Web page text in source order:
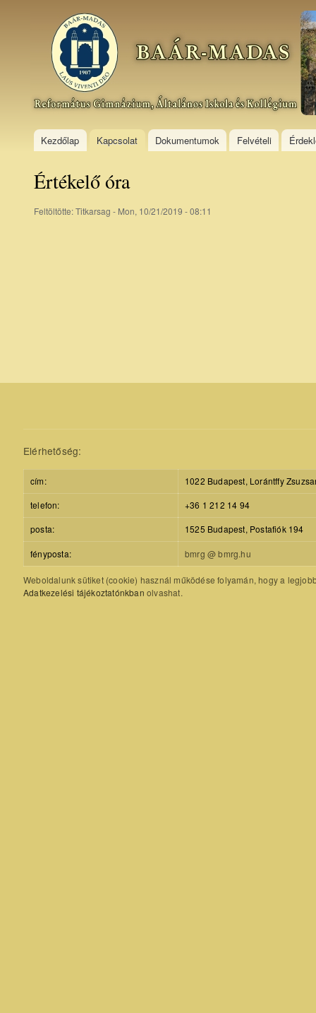
Baár–
Madas
Református
Gimnázium,
Általános
Kollégium
Kezdőlap Kapcsolat Dokumentumok Felvételi
Értékelő óra
Feltöltötte:Titkarsag - Mon, 10/21/2019 - 08:11
Elérhetőség:
cím:
1022 Budapest, Lorántffy
telefon:
+36 1 212 14 94
posta:
1525 Budapest, Postafiók 194
fényposta: bmrg @ bmrg.hu
Weboldalunk sütiket (cookie) használ működése folyamán, hogy a
Adatkezelési tájékoztatónkban olvashat.